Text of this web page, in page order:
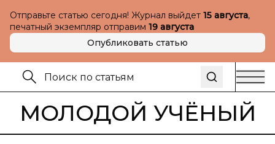
Отправьте статью сегодня! Журнал выйдет 15 августа,
печатный экземпляр отправим 19 августа
Опубликовать статью
МОЛОДОЙ УЧЁНЫЙ